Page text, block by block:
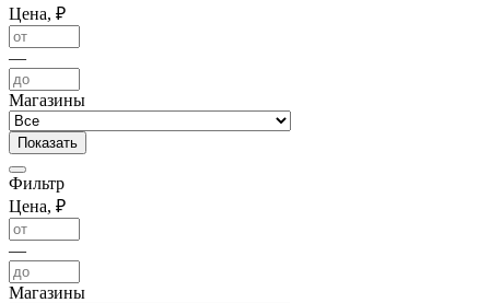
Цена, ₽
—
Магазины
Фильтр
Цена, ₽
—
Магазины